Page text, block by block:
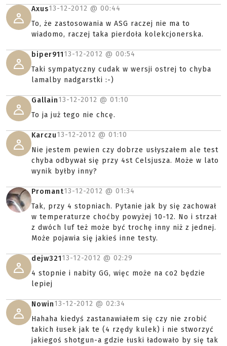
Axus13-12-2012 @ 00:44
To, że zastosowania w ASG raczej nie ma to
wiadomo, raczej taka pierdoła kolekcjonerska.
biper91113-12-2012 @ 00:54
Taki sympatyczny cudak w wersji ostrej to chyba
lamalby nadgarstki :-)
Gallain13-12-2012 @ 01:10
To ja już tego nie chcę.
Karczu13-12-2012 @ 01:10
Nie jestem pewien czy dobrze usłyszałem ale test
chyba odbywał się przy 4st Celsjusza. Może w lato
wynik byłby inny?
Promant13-12-2012 @ 01:34
Tak, przy 4 stopniach. Pytanie jak by się zachował
w temperaturze choćby powyżej 10-12. No i strzał
z dwóch luf też może być trochę inny niż z jednej.
Może pojawia się jakieś inne testy.
dejw32113-12-2012 @ 02:29
4 stopnie i nabity GG, więc może na co2 będzie
lepiej
Nowin13-12-2012 @ 02:34
Hahaha kiedyś zastanawiałem się czy nie zrobić
takich łusek jak te (4 rzędy kulek) i nie stworzyć
jakiegoś shotgun-a gdzie łuski ładowało by się tak